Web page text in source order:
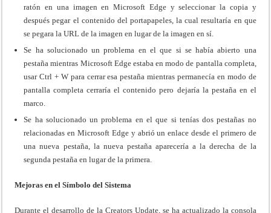
ratón en una imagen en Microsoft Edge y seleccionar la copia y
después pegar el contenido del portapapeles, la cual resultaría en que
se pegara la URL de la imagen en lugar de la imagen en sí.
Se ha solucionado un problema en el que si se había abierto una
pestaña mientras Microsoft Edge estaba en modo de pantalla completa,
usar Ctrl + W para cerrar esa pestaña mientras permanecía en modo de
pantalla completa cerraría el contenido pero dejaría la pestaña en el
marco.
Se ha solucionado un problema en el que si tenías dos pestañas no
relacionadas en Microsoft Edge y abrió un enlace desde el primero de
una nueva pestaña, la nueva pestaña aparecería a la derecha de la
segunda pestaña en lugar de la primera.
Mejoras en el Símbolo del Sistema
Durante el desarrollo de la Creators Update, se ha actualizado la consola